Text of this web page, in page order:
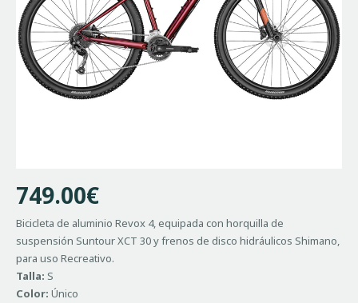
749.00€
Bicicleta de aluminio Revox 4, equipada con horquilla de
suspensión Suntour XCT 30 y frenos de disco hidráulicos Shimano,
para uso Recreativo.
Talla: S
Color: Único